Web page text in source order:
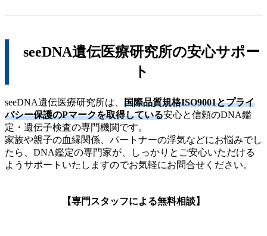
seeDNA遺伝医療研究所の安心サポー
ト
seeDNA遺伝医療研究所は、 国際品質規格ISO9001とプライ
バシー保護のPマークを取得している安心と信頼のDNA鑑
定・遺伝子検査の専門機関です。
家族や親子の血縁関係、パートナーの浮気などにお悩みでし
たら、DNA鑑定の専門家が、しっかりとご安心いただける
ようサポートいたしますのでお気軽にお問合せください。
【専門スタッフによる無料相談】